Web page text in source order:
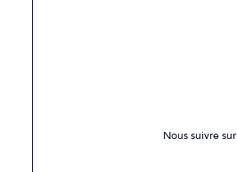
Nous suivre sur